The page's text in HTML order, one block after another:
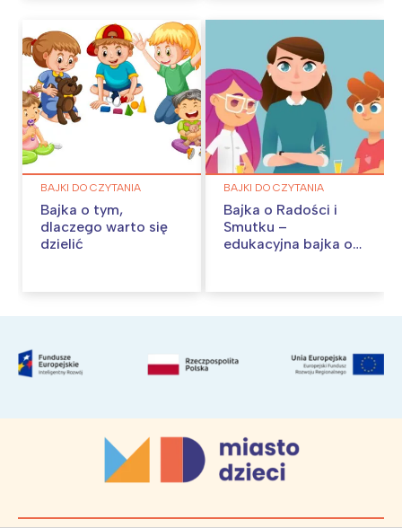
BAJKI DO CZYTANIA
Bajka o tym,
dlaczego warto się
dzielić
BAJKI DO CZYTANIA
Bajka o Radości i
Smutku –
edukacyjna bajka o